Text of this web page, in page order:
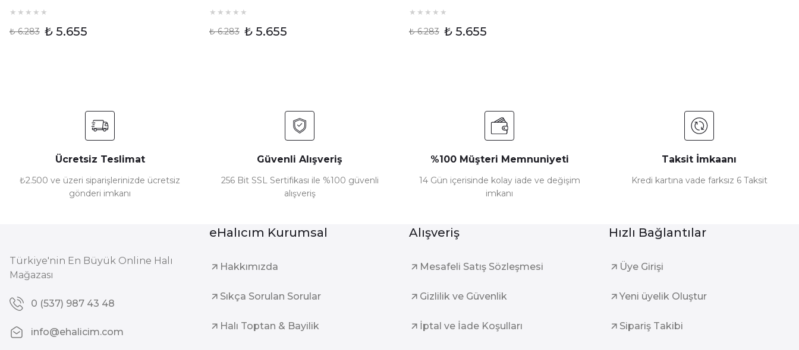
Klasik Motifli Halı
₺ 6.283 ₺ 5.655
Modern Eskitme Halı
₺ 6.283 ₺ 5.655
Klasik Motifli Halı
₺ 6.283 ₺ 5.655
Ücretsiz Teslimat
₺2.500 ve üzeri siparişlerinizde ücretsiz
gönderi imkanı
Güvenli Alışveriş
256 Bit SSL Sertifikası ile %100 güvenli
alışveriş
%100 Müşteri Memnuniyeti
14 Gün içerisinde kolay iade ve değişim
imkanı
Taksit İmkaanı
Kredi kartına vade farksız 6 Taksit
Türkiye'nin En Büyük Online Halı
Mağazası
0 (537) 987 43 48
info@ehalicim.com
eHalıcım Kurumsal
Hakkımızda
Sıkça Sorulan Sorular
Halı Toptan & Bayilik
Alışveriş
Mesafeli Satış Sözleşmesi
Gizlilik ve Güvenlik
İptal ve İade Koşulları
Hızlı Bağlantılar
Üye Girişi
Yeni üyelik Oluştur
Sipariş Takibi